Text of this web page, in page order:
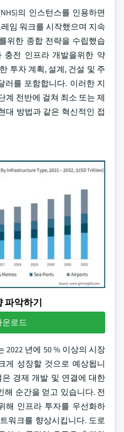
의 인스턴스를 인용하면
레임 워크를 시작했으며 지속
위한 종합 전략을 수립했습
충전 인프라 개발을위한 약
투자 계획, 설계, 건설 및 주
러를 포함합니다. 이러한 지
계 전반에 걸쳐 최소 또는 제
대 방법과 같은 혁신적인 접
파악하기
운로드
2022 년에 50 % 이상의 시장
게 성장할 것으로 예상됩니
경제 개발 및 연결에 대한
해 순간을 얻고 있습니다. 전
해 인프라 투자를 우선화하
워크를 향상시킵니다. 도로